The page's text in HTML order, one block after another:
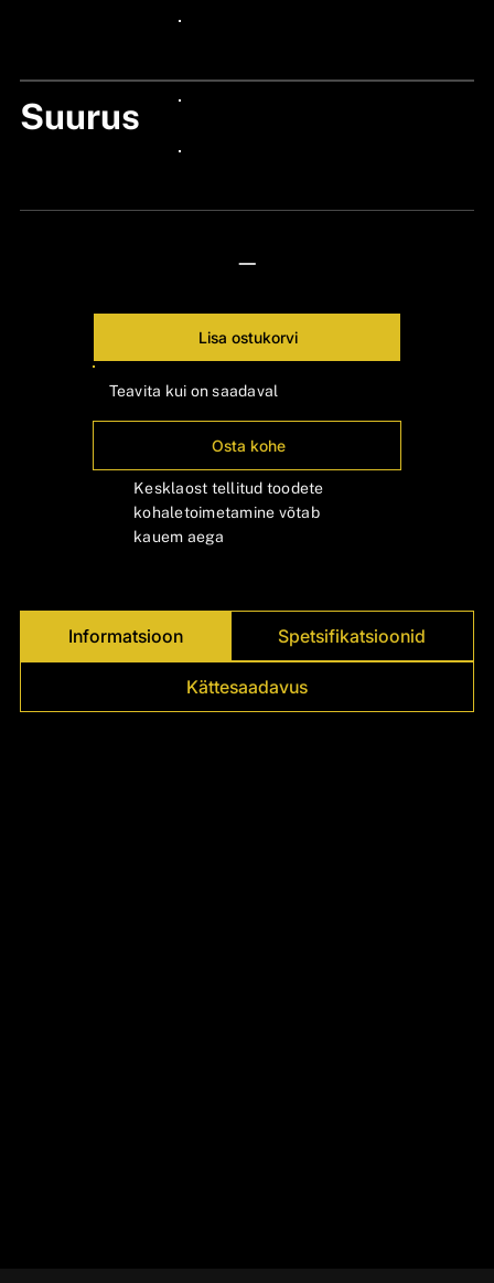
Suurus
—
Lisa ostukorvi
Teavita kui on saadaval
Osta kohe
Kesklaost tellitud toodete
kohaletoimetamine võtab
kauem aega
Informatsioon Spetsifikatsioonid
Kättesaadavus